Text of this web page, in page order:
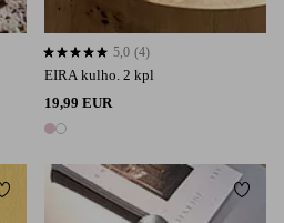
EIRA kulho. 2 kpl
19,99 EUR
2 värejä
5,0 perustuen 4 arvosanaan
5,0 (4)
Lisää suosikkeihin Lisää